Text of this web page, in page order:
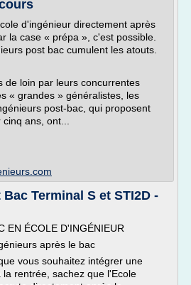
d'ingénieur directement après
la case « prépa », c'est possible.
post bac cumulent les atouts.
de loin par leurs concurrentes
« grandes » généralistes, les
post-bac, qui proposent
ans, ont...
Terminal S et STI2D -
EN ÉCOLE D'INGÉNIEUR
après le bac
vous souhaitez intégrer une
rentrée, sachez que l'Ecole